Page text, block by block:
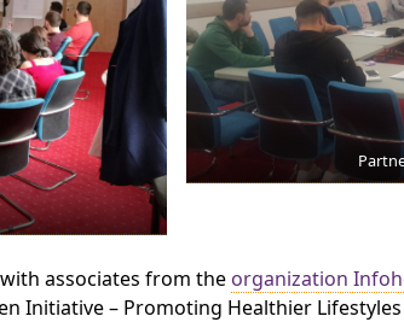
associates from the organization
Initiative – Promoting Healthier